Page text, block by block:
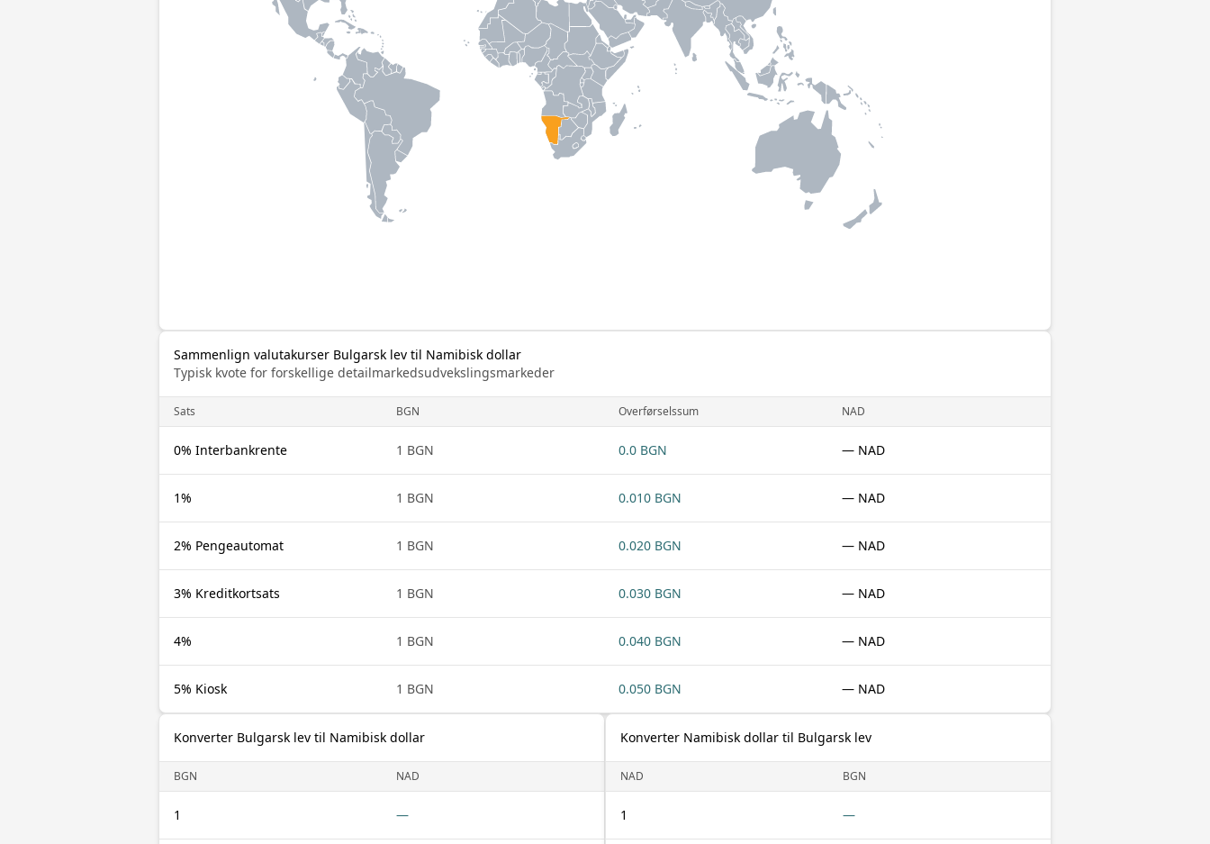
Sammenlign valutakurser Bulgarsk lev til Namibisk dollar
Typisk kvote for forskellige detailmarkedsudvekslingsmarkeder
Sats BGN Overførselssum NAD
0% Interbankrente 1 BGN 0.0 BGN — NAD
1% 1 BGN 0.010 BGN — NAD
2% Pengeautomat 1 BGN 0.020 BGN — NAD
3% Kreditkortsats 1 BGN 0.030 BGN — NAD
4% 1 BGN 0.040 BGN — NAD
5% Kiosk 1 BGN 0.050 BGN — NAD
Konverter Bulgarsk lev til Namibisk dollar
BGN NAD
1 —
Konverter Namibisk dollar til Bulgarsk lev
NAD BGN
1 —